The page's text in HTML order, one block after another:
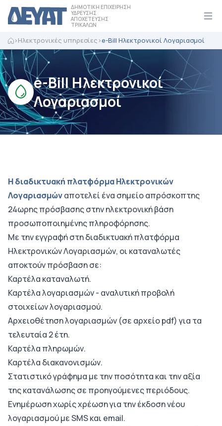
ΔΗΜΟΤΙΚΗ ΕΠΙΧΕΙΡΗΣΗ
ΥΔΡΕΥΣΗΣ
ΑΠΟΧΕΤΕΥΣΗΣ
ΤΡΙΚΑΛΩΝ
>Ηλεκτρονικές υπηρεσίες>e-Bill Ηλεκτρονικοί Λογαριασμοί
e-Bill Ηλεκτρονικοί
Λογαριασμοί
Η διαδικτυακή πλατφόρμα Ηλεκτρονικών
Λογαριασμώναποτελεί ένα σημείο απρόσκοπτης
24ωρης πρόσβασης στην ηλεκτρονική βάση
προσωποποιημένης πληροφόρησης.
Με την εγγραφή στη διαδικτυακή πλατφόρμα
Ηλεκτρονικών Λογαριασμών, οι καταναλωτές
αποκτούν πρόσβαση σε:
Καρτέλα καταναλωτή.
Καρτέλα λογαριασμών - αναλυτική προβολή
στοιχείων λογαριασμού.
Αρχειοθέτηση λογαριασμών (σε αρχείο pdf) για τα
τελευταία 2 έτη.
Καρτέλα πληρωμών.
Καρτέλα διακανονισμών.
Στατιστικό γράφημα με την ποσότητα και την αξία
της κατανάλωσης σε προηγούμενες περιόδους.
Ενημέρωση χωρίς χρέωση για την έκδοση νέου
λογαριασμού με SMS και email.